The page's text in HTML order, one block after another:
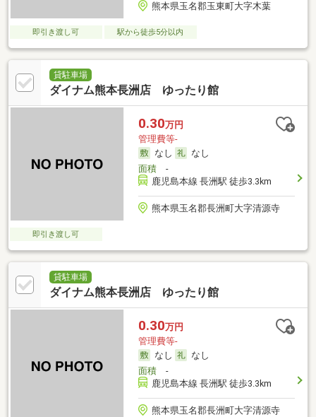
熊本県玉名郡玉東町大字木葉
即引き渡し可 駅から徒歩5分以内
貸駐車場
ダイナム熊本長洲店 ゆったり館
0.30万円
管理費等-
なし
なし
面積-
鹿児島本線 長洲駅 徒歩3.3km
熊本県玉名郡長洲町大字清源寺
即引き渡し可
貸駐車場
ダイナム熊本長洲店 ゆったり館
0.30万円
管理費等-
なし
なし
面積-
鹿児島本線 長洲駅 徒歩3.3km
熊本県玉名郡長洲町大字清源寺